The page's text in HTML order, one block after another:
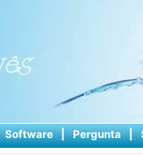
Software | Pergunta |